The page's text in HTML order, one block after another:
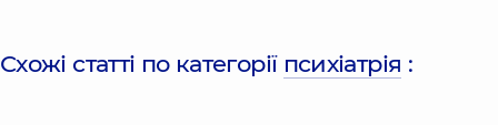
Схожі статті по категорії психіатрія :